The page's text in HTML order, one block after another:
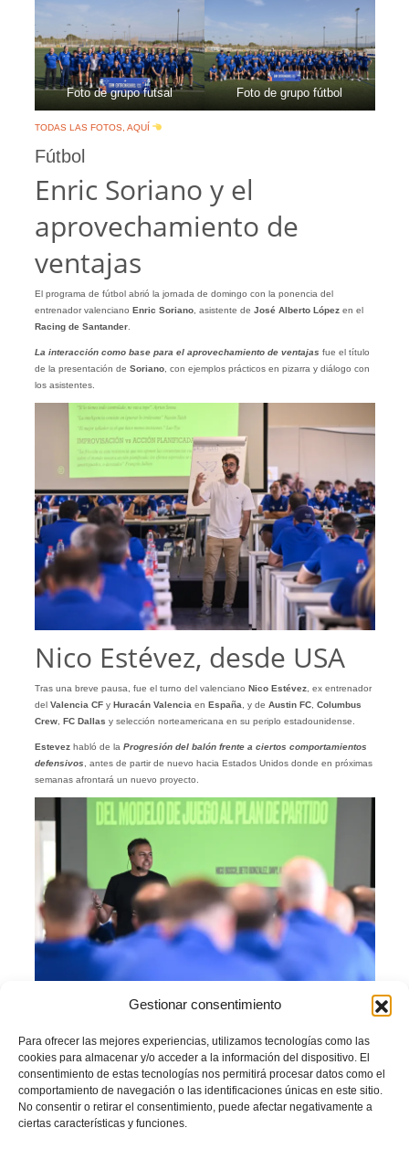
Gestionar consentimiento
Para ofrecer las mejores experiencias, utilizamos tecnologías como las
cookies para almacenar y/o acceder a la información del dispositivo. El
consentimiento de estas tecnologías nos permitirá procesar datos como el
comportamiento de navegación o las identificaciones únicas en este sitio.
No consentir o retirar el consentimiento, puede afectar negativamente a
ciertas características y funciones.
Foto de grupo futsal Foto de grupo fútbol
TODAS LAS FOTOS, AQUÍ
Fútbol
Enric Soriano y el
aprovechamiento de
ventajas
El programa de fútbol abrió la jornada de domingo con la ponencia del
entrenador valenciano Enric Soriano, asistente de José Alberto López en el
Racing de Santander.
La interacción como base para el aprovechamiento de ventajas fue el título
de la presentación de Soriano, con ejemplos prácticos en pizarra y diálogo con
los asistentes.
Nico Estévez, desde USA
Tras una breve pausa, fue el turno del valenciano Nico Estévez, ex entrenador
del Valencia CFy Huracán Valencia en España , y de Austin FC, Columbus
Crew, FC Dallas y selección norteamericana en su periplo estadounidense.
Estevezhabló de la Progresión del balón frente a ciertos comportamientos
defensivos , antes de partir de nuevo hacia Estados Unidos donde en próximas
semanas afrontará un nuevo proyecto.
Futsal
Miki y el futsal actual
En la sala de fútbol sala, el mítico entrenadorEduardo García BeldaMiki abrió
la jornada del domingo.